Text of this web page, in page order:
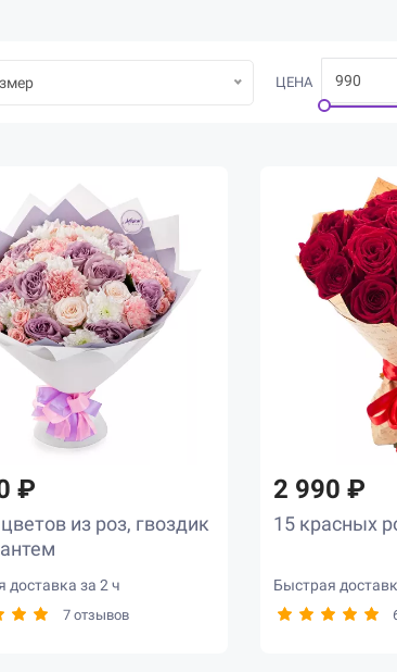
ЦЕНА
₽
из роз, гвоздик
доставка за 2 ч
7 отзывов
2 990 ₽
15 красных
Быстрая